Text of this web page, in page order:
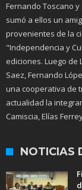
Fernando Toscano
sumó a ellos un
provenientes de la
"Independencia y
ediciones. Luego de
Saez, Fernando
una cooperativa de
actualidad la
Camiscia, Elías
NOTICIAS